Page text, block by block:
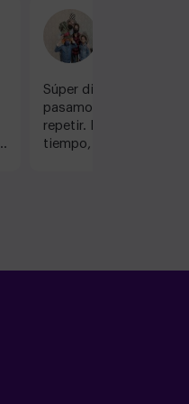
Súper divertido.
pasamos genial. Era
repetir. Hicimos el de
tiempo, y no es fácil